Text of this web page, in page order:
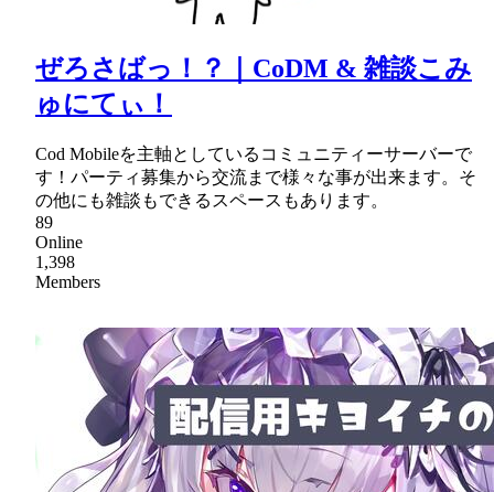
ぜろさばっ！？｜CoDM & 雑談こみ
ゅにてぃ！
Cod Mobileを主軸としているコミュニティーサーバーで
す！パーティ募集から交流まで様々な事が出来ます。そ
の他にも雑談もできるスペースもあります。
89
Online
1,398
Members